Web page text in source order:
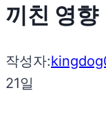
끼친 영향
작성자:
21일